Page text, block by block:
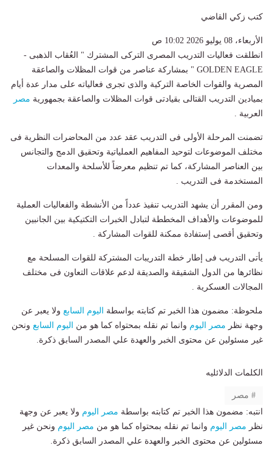
كتب زكي القاضي
الأربعاء، 08 يوليو 2026 10:02 ص
انطلقت فعاليات التدريب المصرى التركى المشترك " العُقاب الذهبى -
GOLDEN EAGLE " بمشاركة عناصر من قوات المظلات والصاعقة
المصرية والقوات الخاصة التركية والذى تجرى فعالياته على مدار عدة أيام
بميادين التدريب القتالى بقيادتى قوات المظلات والصاعقة بجمهورية مصر
العربية .
تضمنت المرحلة الأولى فى التدريب عقد عدد من المحاضرات النظرية فى
مختلف الموضوعات لتوحيد المفاهيم العملياتية وتحقيق الدمج والتجانس
بين العناصر المشاركة، كما تم تنظيم معرضاً للأسلحة والمعدات
المستخدمة فى التدريب .
ومن المقرر أن يشهد التدريب تنفيذ عدداً من الأنشطة والفعاليات العملية
للموضوعات والأهداف المخططة لتبادل الخبرات التكتيكية بين الجانبين
وتحقيق أقصى إستفادة ممكنة للقوات المشاركة .
يأتى التدريب فى إطار خطة التدريبات المشتركة للقوات المسلحة مع
نظائرها من الدول الشقيقة والصديقة لدعم علاقات التعاون فى مختلف
المجالات العسكرية .
ملحوظة: مضمون هذا الخبر تم كتابته بواسطة اليوم السابع ولا يعبر عن
وجهة نظر مصر اليوم وانما تم نقله بمحتواه كما هو من اليوم السابع ونحن
غير مسئولين عن محتوى الخبر والعهدة علي المصدر السابق ذكرة.
الكلمات الدلائليه
مصر
انتبه: مضمون هذا الخبر تم كتابته بواسطة مصر اليوم ولا يعبر عن وجهة
نظر مصر اليوم وانما تم نقله بمحتواه كما هو من مصر اليوم ونحن غير
مسئولين عن محتوى الخبر والعهدة علي المصدر السابق ذكرة.